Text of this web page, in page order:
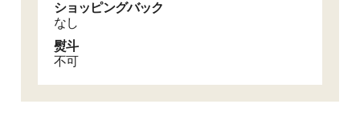
ショッピングバック
なし
熨斗
不可